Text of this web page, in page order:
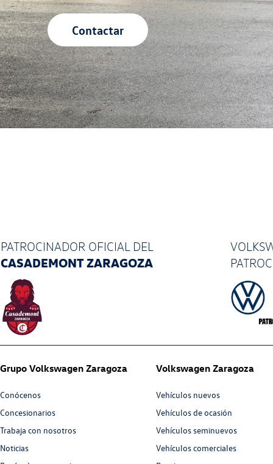
Contactar
PATROCINADOR OFICIAL DEL
CASADEMONT ZARAGOZA
Grupo Volkswagen Zaragoza
Conócenos
Concesionarios
Trabaja con nosotros
Noticias
Volkswagen Zaragoza
Vehículos nuevos
Vehículos de ocasión
Vehículos seminuevos
Vehículos comerciales